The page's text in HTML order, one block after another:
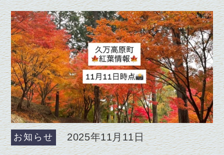
お知らせ 2025年11月11日